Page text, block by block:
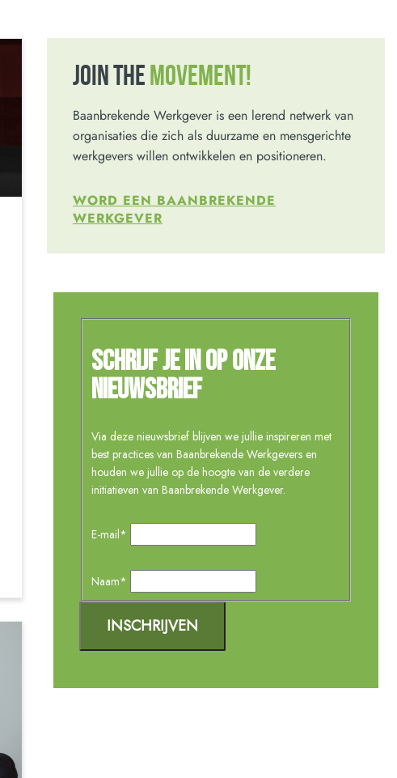
JOIN THE MOVEMENT!
Baanbrekende Werkgever is een lerend netwerk van
organisaties die zich als duurzame en mensgerichte
werkgevers willen ontwikkelen en positioneren.
WORD EEN BAANBREKENDE
WERKGEVER